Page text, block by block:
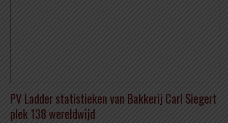
PV Ladder statistieken van Bakkerij Carl Siegert
plek 138 wereldwijd